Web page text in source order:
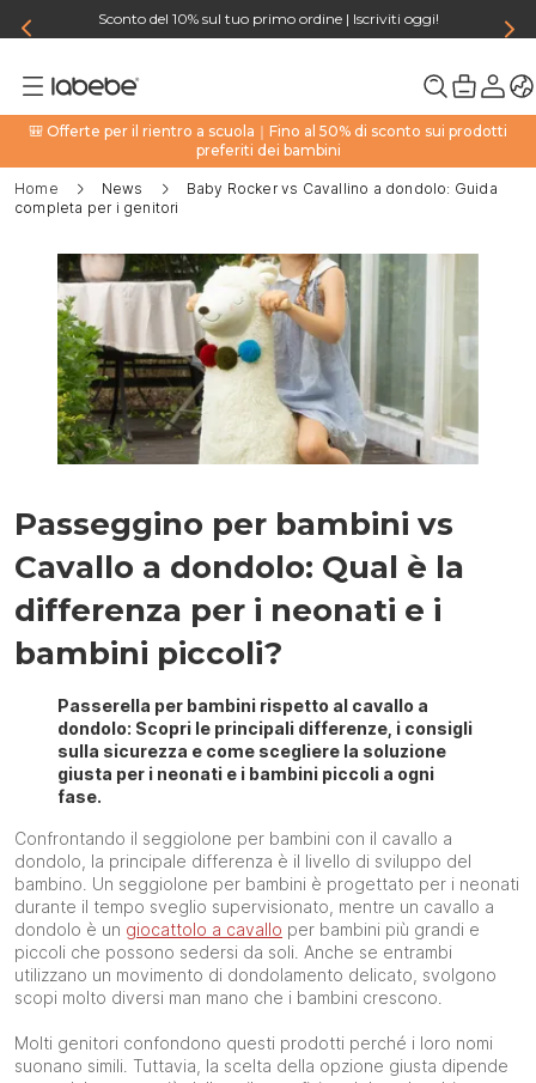
Sconto del 10% sul tuo primo ordine | Iscriviti oggi!
🎒 Offerte per il rientro a scuola｜Fino al 50% di sconto sui prodotti
preferiti dei bambini
Home News
Baby Rocker vs Cavallino a dondolo: Guida
completa per i genitori
Passeggino per bambini vs
Cavallo a dondolo: Qual è la
differenza per i neonati e i
bambini piccoli?
Passerella per bambini rispetto al cavallo a
dondolo: Scopri le principali differenze, i consigli
sulla sicurezza e come scegliere la soluzione
giusta per i neonati e i bambini piccoli a ogni
fase.
Confrontando il seggiolone per bambini con il cavallo a
dondolo, la principale differenza è il livello di sviluppo del
bambino. Un seggiolone per bambini è progettato per i neonati
durante il tempo sveglio supervisionato, mentre un cavallo a
dondolo è un giocattolo a cavallo per bambini più grandi e
piccoli che possono sedersi da soli. Anche se entrambi
utilizzano un movimento di dondolamento delicato, svolgono
scopi molto diversi man mano che i bambini crescono.
Molti genitori confondono questi prodotti perché i loro nomi
suonano simili. Tuttavia, la scelta della opzione giusta dipende